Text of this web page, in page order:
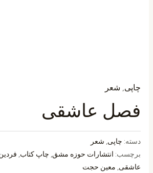
چاپی, شعر
فصل عاشقی
دسته: چاپی شعر
برچسب: انتشارات حوزه مشق چاپ کتاب
عاشقی معین حجت